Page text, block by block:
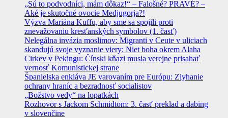
„Sú to podvodníci, mám dôkaz!“ – Falošné? PRAVÉ? –
Aké je skutočné ovocie Medjugorja?!
Výzva Mariána Kuffu, aby sme sa spojili proti
znevažovaniu kresťanských symbolov (1. časť)
Nelegálna invázia moslimov: Migranti v Ceute v uliciach
skandujú svoje vyznanie viery: Niet boha okrem Alaha
Cirkev v Pekingu: Čínski kňazi musia verejne prisahať
vernosť Komunistickej strane
Španielska enkláva JE varovaním pre Európu: Zlyhanie
ochrany hraníc a bezradnosť socialistov
„Božstvo vedy“ na lopatkách
Rozhovor s Jackom Schmidtom: 3. časť preklad a dabing
v slovenčine